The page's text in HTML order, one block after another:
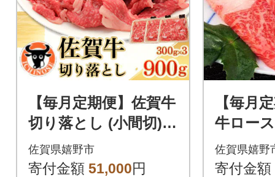
【毎月定期便】佐賀牛
切り落とし (小間切) 9
00g (300g×3)全3回
佐賀県嬉野市
寄付金額 51,000円
【毎月
牛ロー
300g×2
佐賀県嬉野
寄付金額